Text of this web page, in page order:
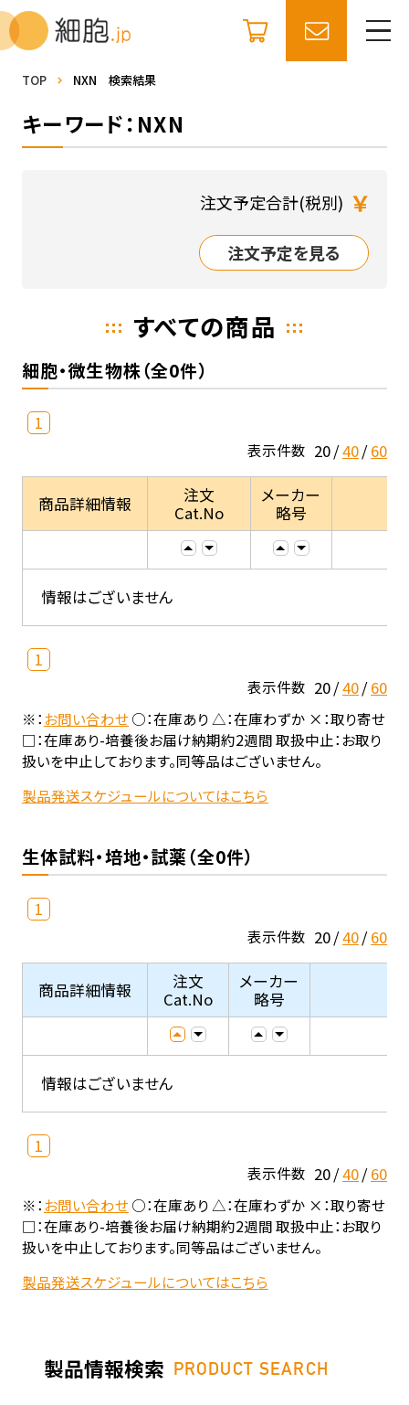
TOP NXN 検索結果
キーワード：NXN
注文予定合計(税別) ￥
注文予定を見る
すべての商品
細胞・微生物株（全0件）
1
表示件数 20 40 60
商品詳細情報
注文
Cat.No
メーカー
略号
情報はございません
1
表示件数 20 40 60
※：お問い合わせ○：在庫あり △：在庫わずか ×：取り寄せ
□：在庫あり-培養後お届け納期約2週間 取扱中止：お取り
扱いを中止しております。同等品はございません。
製品発送スケジュールについてはこちら
生体試料・培地・試薬（全0件）
1
表示件数 20 40 60
商品詳細情報
注文
Cat.No
メーカー
略号
情報はございません
1
表示件数 20 40 60
※：お問い合わせ○：在庫あり △：在庫わずか ×：取り寄せ
□：在庫あり-培養後お届け納期約2週間 取扱中止：お取り
扱いを中止しております。同等品はございません。
製品発送スケジュールについてはこちら
製品情報検索 PRODUCT SEARCH